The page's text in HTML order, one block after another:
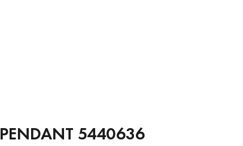
5440636